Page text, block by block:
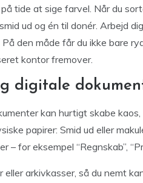
tide at sige farvel. Når du
ud og én til donér. Arbejd
den måde får du ikke bare
kontor fremover.
digitale
kan hurtigt skabe
papirer: Smid ud eller
for eksempel “Regnskab”,
arkivkasser, så du nemt